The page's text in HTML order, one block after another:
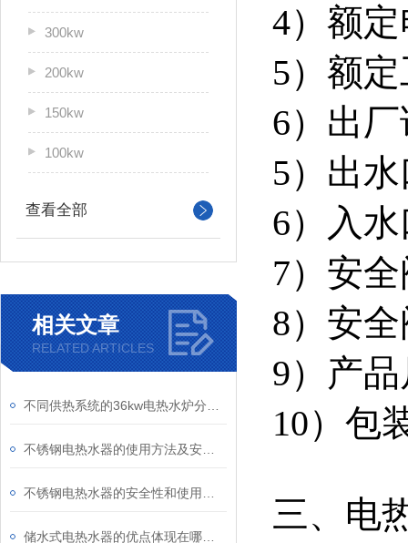
300kw
200kw
150kw
100kw
查看全部
相关文章
RELATED ARTICLES
4）额
5）额
6）出
5）出
6）入
7）安
8）安
9）产
10）包
三、电